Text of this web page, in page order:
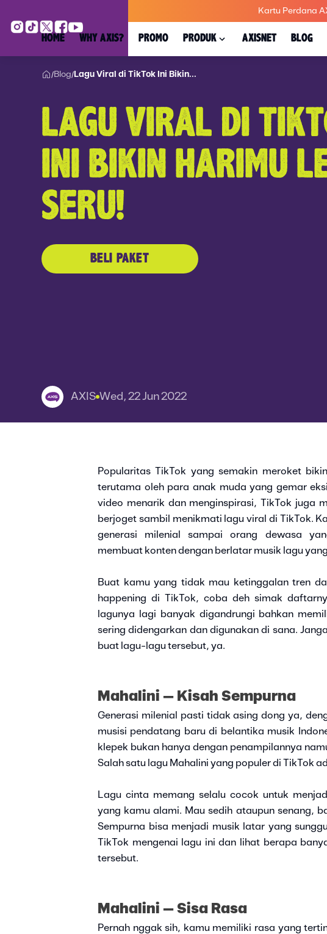
Kartu Perdana
HOME WHY AXIS? PROMO PRODUK AXISNET BLOG
/Blog/Lagu Viral di TikTok Ini Bikin...
LAGU VIRAL DI
INI BIKIN HARIMU
SERU!
BELI PAKET
AXIS Wed, 22 Jun 2022
Popularitas TikTok yang semakin meroket
terutama oleh para anak muda yang gemar
video menarik dan menginspirasi, TikTok juga
berjoget sambil menikmati lagu viral di TikTok.
generasi milenial sampai orang dewasa
membuat konten dengan berlatar musik lagu
Buat kamu yang tidak mau ketinggalan tren
happening di TikTok, coba deh simak
lagunya lagi banyak digandrungi bahkan
sering didengarkan dan digunakan di sana.
buat lagu-lagu tersebut, ya.
Mahalini – Kisah Sempurna
Generasi milenial pasti tidak asing dong ya,
musisi pendatang baru di belantika musik
klepek bukan hanya dengan penampilannya
Salah satu lagu Mahalini yang populer di TikTok
Lagu cinta memang selalu cocok untuk
yang kamu alami. Mau sedih ataupun senang,
Sempurna bisa menjadi musik latar yang
TikTok mengenai lagu ini dan lihat berapa
tersebut.
Mahalini – Sisa Rasa
Pernah nggak sih, kamu memiliki rasa yang